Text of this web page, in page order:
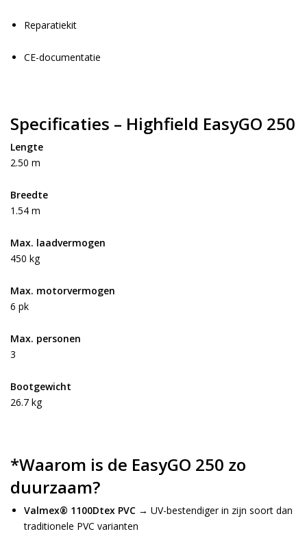
Reparatiekit
CE-documentatie
Specificaties – Highfield EasyGO 250
Lengte
2.50 m
Breedte
1.54 m
Max. laadvermogen
450 kg
Max. motorvermogen
6 pk
Max. personen
3
Bootgewicht
26.7 kg
*Waarom is de EasyGO 250 zo
duurzaam?
Valmex® 1100Dtex PVC → UV-bestendiger in zijn soort dan
traditionele PVC varianten